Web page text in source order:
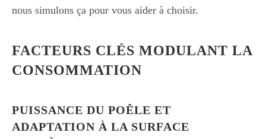
nous simulons ça pour vous aider à choisir.
FACTEURS CLÉS MODULANT LA
CONSOMMATION
PUISSANCE DU POÊLE ET
ADAPTATION À LA SURFACE